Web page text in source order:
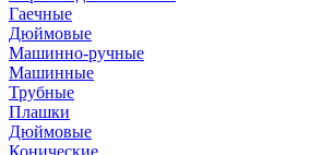
Гаечные
Дюймовые
Машинно-ручные
Машинные
Трубные
Плашки
Дюймовые
Конические